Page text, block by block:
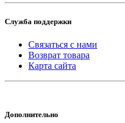
Служба поддержки
Связаться с нами
Возврат товара
Карта сайта
Дополнительно